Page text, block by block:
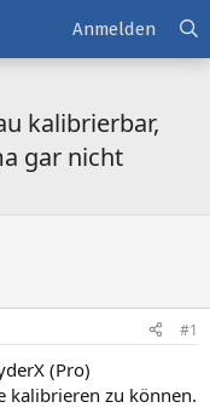
Anmelden
kalibrierbar,
gar nicht
#1
(Pro)
kalibrieren zu können.